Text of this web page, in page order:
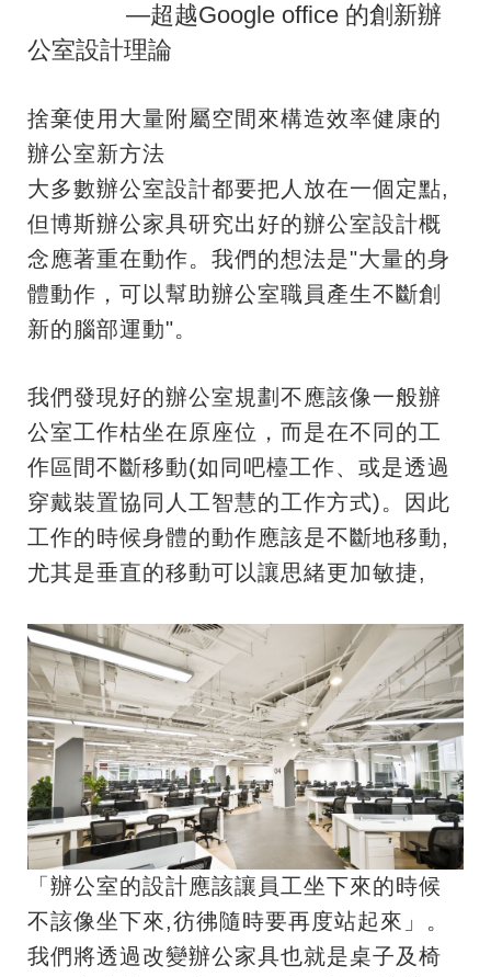
—超越Google office 的創新辦
公室設計理論
捨棄使用大量附屬空間來構造效率健康的
辦公室新方法
大多數辦公室設計都要把人放在一個定點,
但博斯辦公家具研究出好的辦公室設計概
念應著重在動作。我們的想法是"大量的身
體動作，可以幫助辦公室職員產生不斷創
新的腦部運動"。
我們發現好的辦公室規劃不應該像一般辦
公室工作枯坐在原座位，而是在不同的工
作區間不斷移動(如同吧檯工作、或是透過
穿戴裝置協同人工智慧的工作方式)。因此
工作的時候身體的動作應該是不斷地移動,
尤其是垂直的移動可以讓思緒更加敏捷,
「辦公室的設計應該讓員工坐下來的時候
不該像坐下來,彷彿隨時要再度站起來」。
我們將透過改變辦公家具也就是桌子及椅